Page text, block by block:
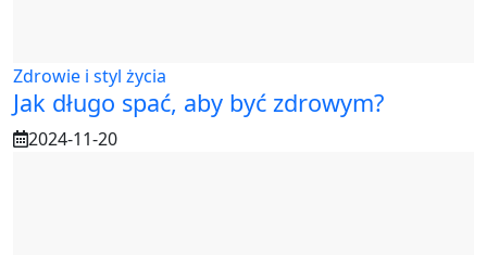
Zdrowie i styl życia
Jak długo spać, aby być zdrowym?
2024-11-20